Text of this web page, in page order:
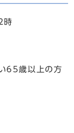
時
65歳以上の方